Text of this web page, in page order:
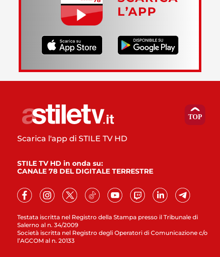
L’APP
Testata iscritta nel Registro della Stampa presso il Tribunale di
Salerno al n. 34/2009
Società iscritta nel Registro degli Operatori di Comunicazione c/o
l’AGCOM al n. 20133
Scarica l'app di STILE TV HD
STILE TV HD in onda su:
CANALE 78 DEL DIGITALE TERRESTRE